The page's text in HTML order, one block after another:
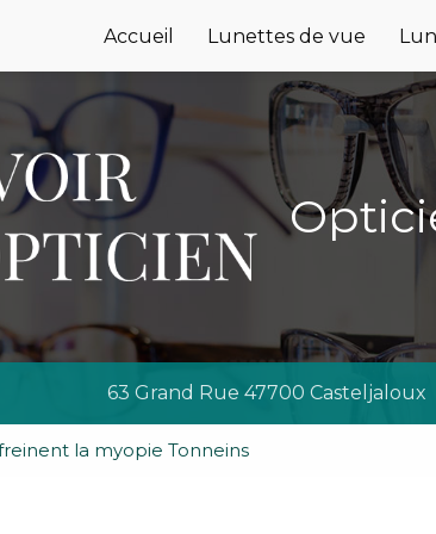
Accueil
Lunettes de vue
63 Grand Rue 47700 Casteljaloux
la myopie Tonneins